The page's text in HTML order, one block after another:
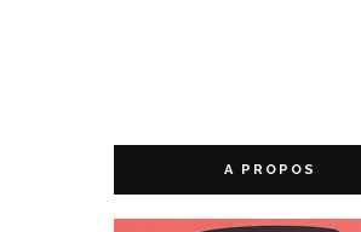
A PROPOS